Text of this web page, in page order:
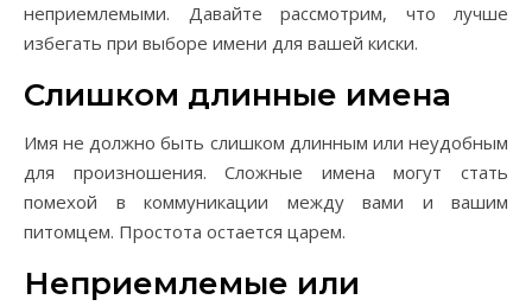
неприемлемыми. Давайте рассмотрим, что лучше
избегать при выборе имени для вашей киски.
Слишком длинные имена
Имя не должно быть слишком длинным или неудобным
для произношения. Сложные имена могут стать
помехой в коммуникации между вами и вашим
питомцем. Простота остается царем.
Неприемлемые или